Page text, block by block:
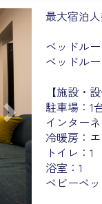
Next
最大宿泊
ベッドル
ベッドル
【施設・設
駐車場：1
インター
冷暖房：
トイレ：1
浴室：1
ベビーベ